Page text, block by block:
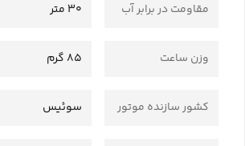
مقاومت در برابر آب 30 متر
وزن ساعت 85 گرم
کشور سازنده موتور سوئیس